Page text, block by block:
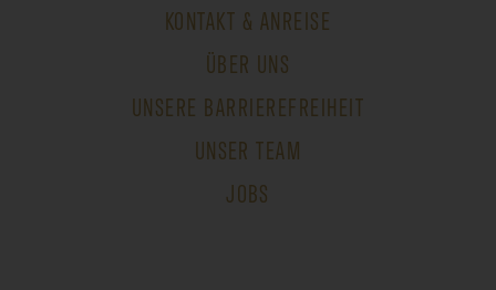
KONTAKT & ANREISE
ÜBER UNS
UNSERE BARRIEREFREIHEIT
UNSER TEAM
JOBS